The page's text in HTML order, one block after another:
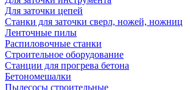
Для заточки цепей
Станки для заточки сверл, ножей, ножниц
Ленточные пилы
Распиловочные станки
Строительное оборудование
Станции для прогрева бетона
Бетономешалки
Пылесосы строительные